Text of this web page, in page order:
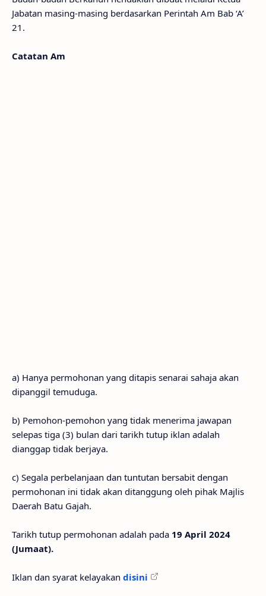
Jabatan masing-masing berdasarkan Perintah Am Bab ‘A’
21.
Catatan Am
a) Hanya permohonan yang ditapis senarai sahaja akan
dipanggil temuduga.
b) Pemohon-pemohon yang tidak menerima jawapan
selepas tiga (3) bulan dari tarikh tutup iklan adalah
dianggap tidak berjaya.
c) Segala perbelanjaan dan tuntutan bersabit dengan
permohonan ini tidak akan ditanggung oleh pihak Majlis
Daerah Batu Gajah.
Tarikh tutup permohonan adalah pada 19 April 2024
(Jumaat).
Iklan dan syarat kelayakan disini